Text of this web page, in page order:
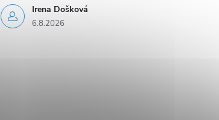
Irena Došková
6.8.2026